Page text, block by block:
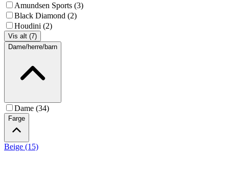
Amundsen Sports (3)
Black Diamond (2)
Houdini (2)
Vis alt (7)
Dame/herre/barn
Dame (34)
Farge
Beige (15)